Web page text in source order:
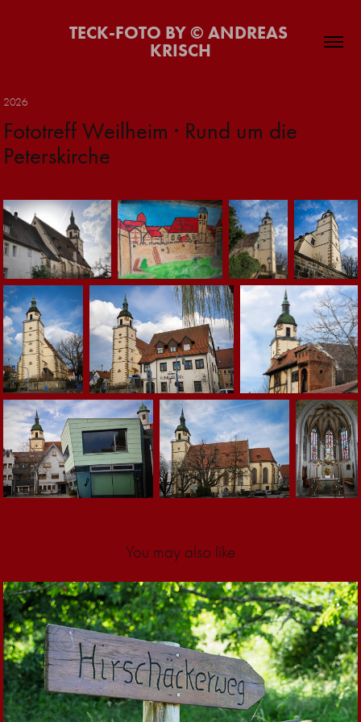
TECK-FOTO BY © ANDREAS
KRISCH
2026
Fototreff Weilheim · Rund um die
Peterskirche
You may also like
2026
Fototreff Weilheim ·